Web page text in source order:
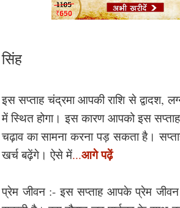
सिंह
इस सप्ताह चंद्रमा आपकी राशि से द्वादश,
में स्थित होगा। इस कारण आपको इस सप्ताह
चढ़ाव का सामना करना पड़ सकता है।
खर्च बढ़ेंगे। ऐसे में...आगे पढ़ें
प्रेम जीवन :- इस सप्ताह आपके प्रेम जीवन